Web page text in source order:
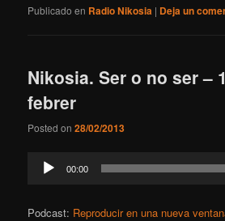
Publicado en Radio Nikosia | Deja un
Nikosia. Ser o no ser –
febrer
Posted on28/02/2013
Reproductor
00:00
Podcast: Reproducir en una nueva